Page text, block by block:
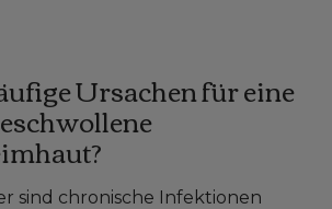
Ursachen für eine
sind chronische Infektionen